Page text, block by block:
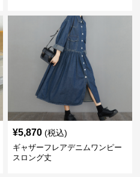
¥5,870 (税込)
ギャザーフレアデニムワンピー
スロング丈